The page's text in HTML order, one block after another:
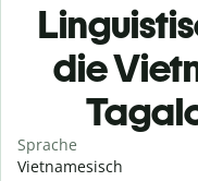
die
Sprache
Vietnamesisch